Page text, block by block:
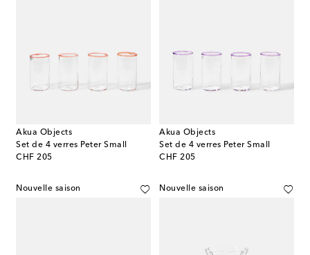
Akua Objects
Set de 4 verres Peter Small
CHF 205
original price
Akua Objects
Set de 4 verres Peter Small
CHF 205
original price
Nouvelle saison Nouvelle saison